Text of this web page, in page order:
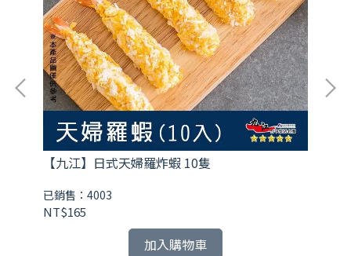
【九江】日式天婦羅炸蝦 10隻
已銷售：4003
NT$165
加入購物車